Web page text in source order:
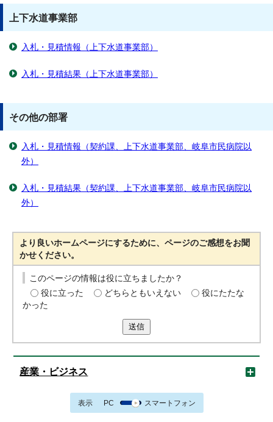
上下水道事業部
入札・見積情報（上下水道事業部）
入札・見積結果（上下水道事業部）
その他の部署
入札・見積情報（契約課、上下水道事業部、岐阜市民病院以
外）
入札・見積結果（契約課、上下水道事業部、岐阜市民病院以
外）
より良いホームページにするために、ページのご感想をお聞
かせください。
このページの情報は役に立ちましたか？
役に立った
どちらともいえない
役にたたな
かった
送信
産業・ビジネス
表示 PC スマートフォン